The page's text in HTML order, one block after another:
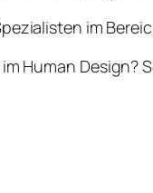
im
Human Design?